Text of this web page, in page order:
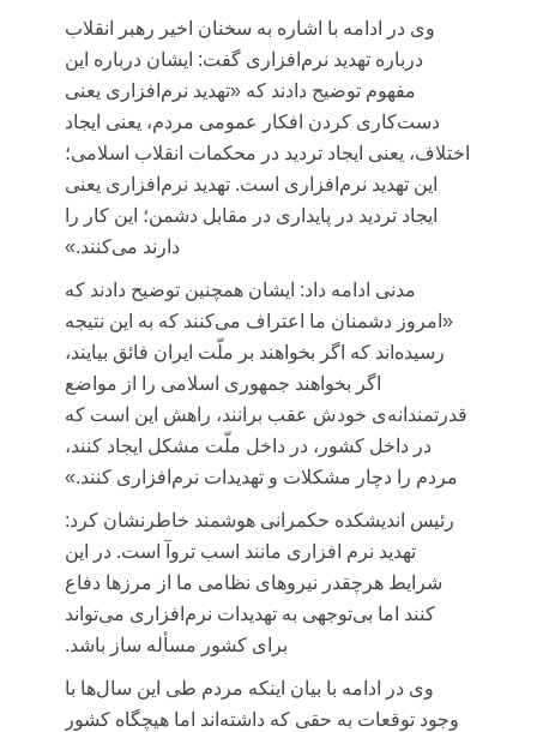
وی در ادامه با اشاره به سخنان اخیر رهبر انقلاب
درباره تهدید نرم‌افزاری گفت: ایشان درباره این
مفهوم توضیح دادند که «تهدید نرم‌افزاری یعنی
دست‌کاری کردن افکار عمومی مردم، یعنی ایجاد
اختلاف، یعنی ایجاد تردید در محکمات انقلاب اسلامی؛
این تهدید نرم‌افزاری است. تهدید نرم‌افزاری یعنی
ایجاد تردید در پایداری در مقابل دشمن؛ این کار را
دارند می‌کنند.»
مدنی ادامه داد: ایشان همچنین توضیح دادند که
«امروز دشمنان ما اعتراف می‌کنند که به این نتیجه
رسیده‌اند که اگر بخواهند بر ملّت ایران فائق بیایند،
اگر بخواهند جمهوری اسلامی را از مواضع
قدرتمندانه‌ی خودش عقب برانند، راهش این است که
در داخل کشور، در داخل ملّت مشکل ایجاد کنند،
مردم را دچار مشکلات و تهدیدات نرم‌افزاری کنند.»
رئیس اندیشکده حکمرانی هوشمند خاطرنشان کرد:
تهدید نرم افزاری مانند اسب تروآ
است. در این
شرایط هرچقدر نیروهای نظامی ما از مرزها دفاع
کنند اما بی‌توجهی به تهدیدات نرم‌افزاری می‌تواند
برای کشور مسأله ساز باشد.
وی در ادامه با بیان اینکه مردم طی این سال‌ها با
وجود توقعات به حقی که داشته‌اند اما هیچگاه کشور